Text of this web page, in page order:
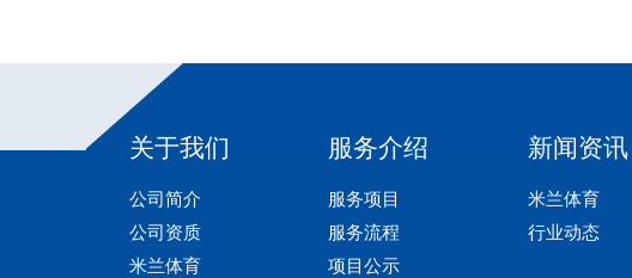
关于我们
公司简介
公司资质
米兰体育
服务介绍
服务项目
服务流程
项目公示
新闻资讯
米兰体育
行业动态